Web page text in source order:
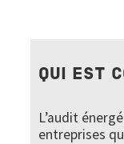
QUI EST
L’audit
entreprises